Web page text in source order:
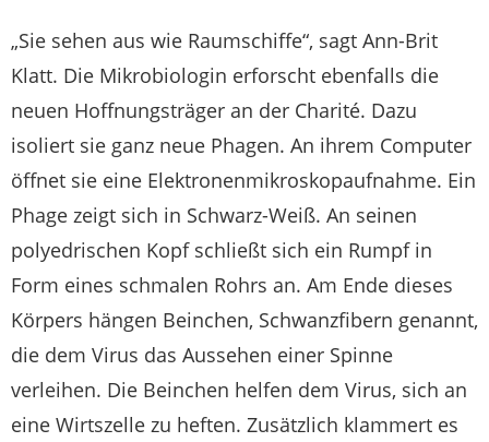
„Sie sehen aus wie Raumschiffe“, sagt Ann-Brit
Klatt. Die Mikrobiologin erforscht ebenfalls die
neuen Hoffnungsträger an der Charité. Dazu
isoliert sie ganz neue Phagen. An ihrem Computer
öffnet sie eine Elektronenmikroskopaufnahme. Ein
Phage zeigt sich in Schwarz-Weiß. An seinen
polyedrischen Kopf schließt sich ein Rumpf in
Form eines schmalen Rohrs an. Am Ende dieses
Körpers hängen Beinchen, Schwanzfibern genannt,
die dem Virus das Aussehen einer Spinne
verleihen. Die Beinchen helfen dem Virus, sich an
eine Wirtszelle zu heften. Zusätzlich klammert es